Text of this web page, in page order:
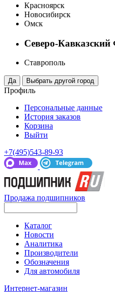
Красноярск
Новосибирск
Омск
Северо-
Ставрополь
Профиль
Персональные данные
История заказов
Корзина
Выйти
+7(495)543-89-93
Продажа подшипников
Каталог
Новости
Аналитика
Производители
Обозначения
Для автомобиля
Интернет-магазин